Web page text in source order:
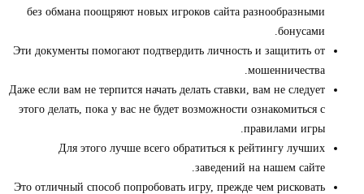
без обмана поощряют новых игроков сайта разнообразными
бонусами.
Эти документы помогают подтвердить личность и защитить от
мошенничества.
Даже если вам не терпится начать делать ставки, вам не следует
этого делать, пока у вас не будет возможности ознакомиться с
правилами игры.
Для этого лучше всего обратиться к рейтингу лучших
заведений на нашем сайте.
Это отличный способ попробовать игру, прежде чем рисковать